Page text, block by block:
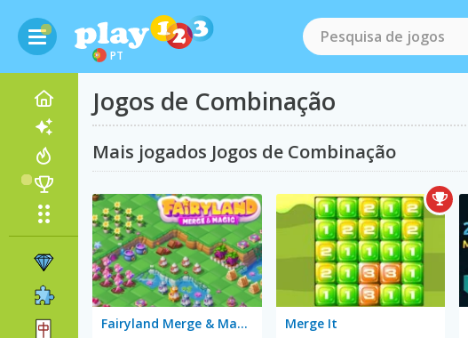
PT
Jogos de Combinação
Mais jogados Jogos de Combinação
Fairyland Merge & Magic Merge It